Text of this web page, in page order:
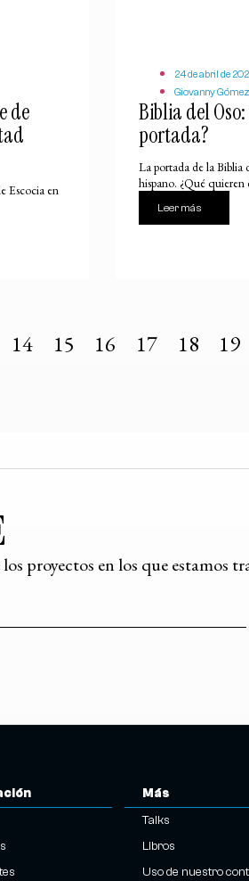
de
Escocia en
24 de abril de
Giovanny
Biblia del
portada?
La portada de la Biblia
hispano. ¿Qué quieren
Leer más
14 15 16 17 18 19
proyectos en los que estamos
Más
Talks
Libros
Uso de nuestro